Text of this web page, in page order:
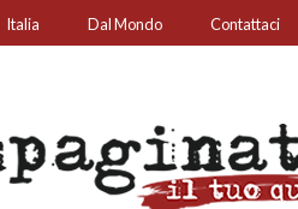
Italia Dal Mondo Contattaci